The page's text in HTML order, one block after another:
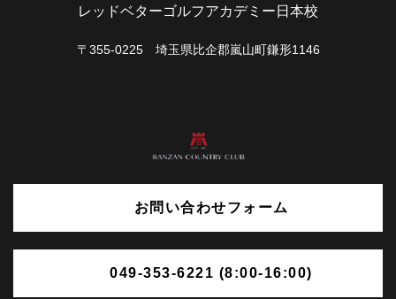
レッドベターゴルフアカデミー日本校
〒355-0225 埼玉県比企郡嵐山町鎌形1146
お問い合わせフォーム
049-353-6221 (8:00-16:00)